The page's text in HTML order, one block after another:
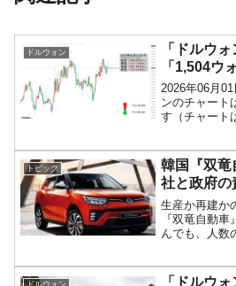
ドルウォン
「ドルウ
「1,504ウ
2026年06月
ンのチャート
す（チャート
用）。急にコ
のところ「1
攻防となって
トピック
韓国『双竜
社と政府の
生産か再建か
『双竜自動
んでも、人数
雇が行われる
し、同社労
掲げておりま
「ドルウ